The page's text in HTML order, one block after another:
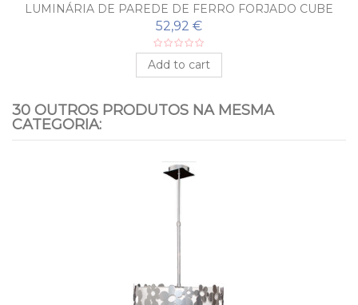
LUMINÁRIA DE PAREDE DE FERRO FORJADO CUBE
52,92 €
Add to cart
30 OUTROS PRODUTOS NA MESMA
CATEGORIA: